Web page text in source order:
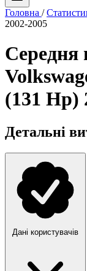
Головна /
2002-2005
Середня
(131 Hp)
Детальні
Дані користувачів